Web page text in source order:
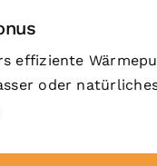
effiziente
oder